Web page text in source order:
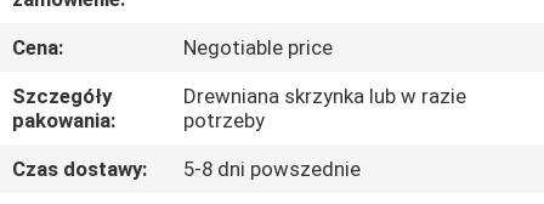
FABRYCE
KONTROLA
JAKOŚCI
Cena:
Negotiable price
Szczegóły
pakowania:
Drewniana skrzynka lub w razie
potrzeby
Czas dostawy:
5-8 dni powszednie